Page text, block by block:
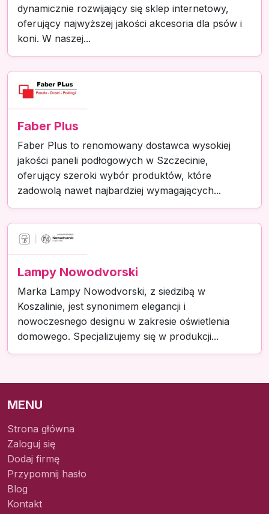
dynamicznie rozwijający się sklep internetowy,
oferujący najwyższej jakości akcesoria dla psów i
koni. W naszej...
Faber Plus
Faber Plus to renomowany dostawca wysokiej
jakości paneli podłogowych w Szczecinie,
oferujący szeroki wybór produktów, które
zadowolą nawet najbardziej wymagających...
Lampy Nowodvorski
Marka Lampy Nowodvorski, z siedzibą w
Koszalinie, jest synonimem elegancji i
nowoczesnego designu w zakresie oświetlenia
domowego. Specjalizujemy się w produkcji...
MENU
Strona główna
Zaloguj się
Dodaj firmę
Przypomnij hasło
Blog
Kontakt